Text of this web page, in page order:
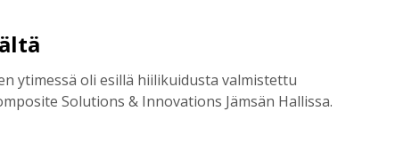
ytimessä oli esillä hiilikuidusta valmistettu
Solutions & Innovations Jämsän Hallissa.